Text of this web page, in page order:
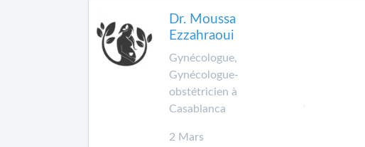
Dr. Moussa
Ezzahraoui
Gynécologue,
Gynécologue-
obstétricien à
Casablanca
2 Mars